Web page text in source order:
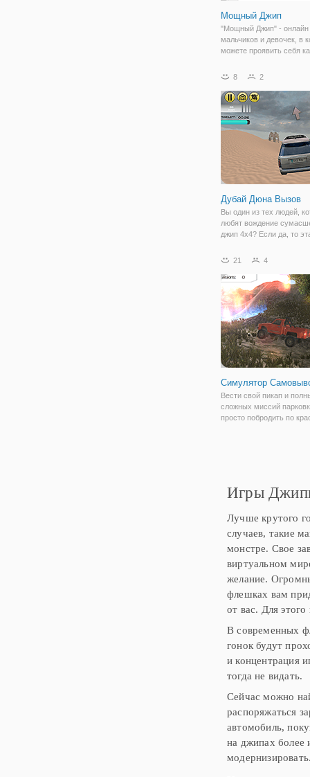
Мощный Джип
"Мощный Джип" - онлайн
мальчиков и девочек, в
можете проявить себя
окажетесь в мире
задача заключается в
проехать
8 2
Дубай Дюна Вызов
Вы один из тех людей,
любят вождение
джип 4х4? Если да, то
3Д” позволит вам
джип 4х4 и показать
вас
21 4
Симулятор
Вести свой пикап и
сложных миссий
просто побродить по
Игры
Лучше крутого
случаев, такие
монстре. Свое
виртуальном
желание.
флешках вам
от вас. Для
В современных
гонок будут
и концентрация
тогда не видать.
Сейчас можно
распоряжаться
автомобиль,
на джипах более